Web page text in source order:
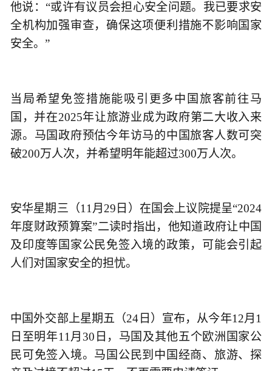
他说：“或许有议员会担心安全问题。我已要求安
全机构加强审查，确保这项便利措施不影响国家
安全。”
当局希望免签措施能吸引更多中国旅客前往马
国，并在2025年让旅游业成为政府第二大收入来
源。马国政府预估今年访马的中国旅客人数可突
破200万人次，并希望明年能超过300万人次。
安华星期三（11月29日）在国会上议院提呈“2024
年度财政预算案”二读时指出，他知道政府让中国
及印度等国家公民免签入境的政策，可能会引起
人们对国家安全的担忧。
中国外交部上星期五（24日）宣布，从今年12月1
日至明年11月30日，马国及其他五个欧洲国家公
民可免签入境。马国公民到中国经商、旅游、探